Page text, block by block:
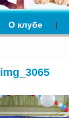
О клубе
img_3065